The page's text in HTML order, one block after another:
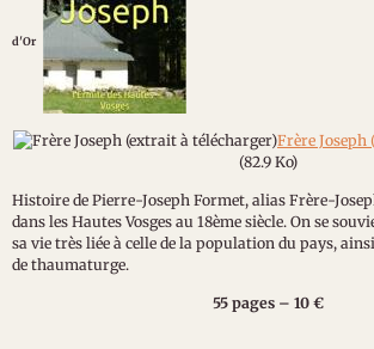
d'Or
Frère Joseph
(82.9 Ko)
Histoire de Pierre-Joseph Formet, alias Frère-
dans les Hautes Vosges au 18ème siècle. On se
sa vie très liée à celle de la population du pays,
de thaumaturge.
55 pages – 10 €